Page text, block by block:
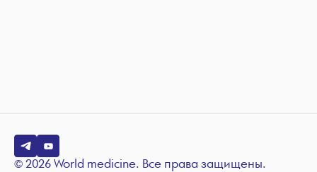
© 2026 World medicine. Все права защищены.